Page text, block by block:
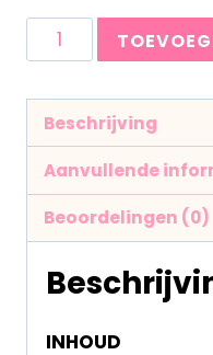
Beschrijving
Aanvullende
Beoordelingen (0)
INHOUD